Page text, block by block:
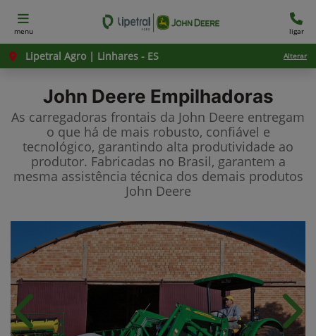
menu ligar
Lipetral Agro | Linhares - ES Alterar
John Deere Empilhadoras
As carregadoras frontais da John Deere entregam
o que há de mais robusto, confiável e
tecnológico, garantindo alta produtividade ao
produtor. Fabricadas no Brasil, garantem a
mesma assistência técnica dos demais produtos
John Deere
Anterior